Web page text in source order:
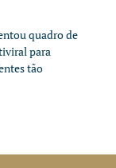
quadro de
para
tão